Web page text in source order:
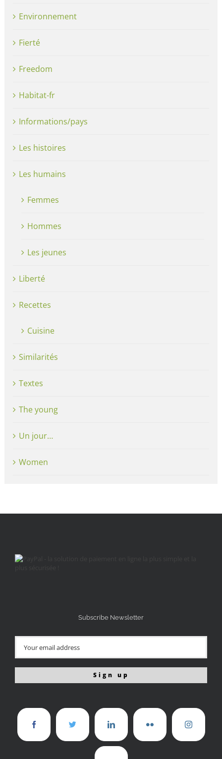
Environnement
Fierté
Freedom
Habitat-fr
Informations/pays
Les histoires
Les humains
Femmes
Hommes
Les jeunes
Liberté
Recettes
Cuisine
Similarités
Textes
The young
Un jour…
Women
Subscribe Newsletter